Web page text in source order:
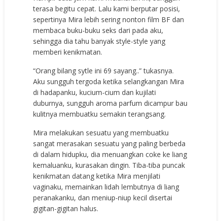
terasa begitu cepat. Lalu kami berputar posisi,
sepertinya Mira lebih sering nonton film BF dan
membaca buku-buku seks dari pada aku,
sehingga dia tahu banyak style-style yang
memberi kenikmatan.
“Orang bilang sytle ini 69 sayang..” tukasnya.
Aku sungguh tergoda ketika selangkangan Mira
di hadapanku, kucium-cium dan kujilati
duburnya, sungguh aroma parfum dicampur bau
kulitnya membuatku semakin terangsang.
Mira melakukan sesuatu yang membuatku
sangat merasakan sesuatu yang paling berbeda
di dalam hidupku, dia menuangkan coke ke liang
kemaluanku, kurasakan dingin. Tiba-tiba puncak
kenikmatan datang ketika Mira menjilati
vaginaku, memainkan lidah lembutnya di liang
peranakanku, dan meniup-niup kecil disertai
gigitan-gigitan halus.